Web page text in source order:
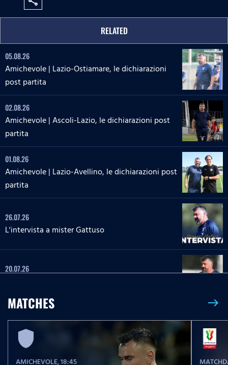
RELATED
05.08.26
Amichevole | Lazio-Ostiamare, le dichiarazioni
post partita
02.08.26
Amichevole | Ascoli-Lazio, le dichiarazioni post
partita
01.08.26
Amichevole | Lazio-Avellino, le dichiarazioni post
partita
26.07.26
L'intervista a mister Gattuso
20.07.26
23.05.26
Serie A Enilive | Lazio-Pisa, le parole post partita
MATCHES east
AMICHEVOLE, 18:45